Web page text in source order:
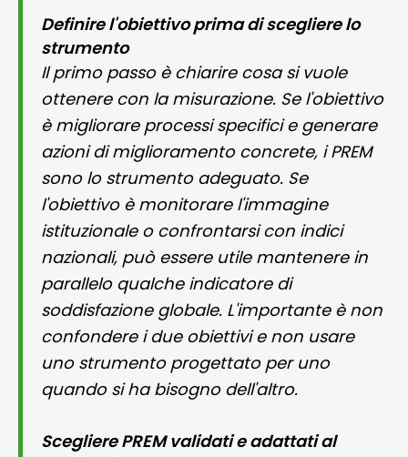
Definire l'obiettivo prima di scegliere lo
strumento
Il primo passo è chiarire cosa si vuole
ottenere con la misurazione. Se l'obiettivo
è migliorare processi specifici e generare
azioni di miglioramento concrete, i PREM
sono lo strumento adeguato. Se
l'obiettivo è monitorare l'immagine
istituzionale o confrontarsi con indici
nazionali, può essere utile mantenere in
parallelo qualche indicatore di
soddisfazione globale. L'importante è non
confondere i due obiettivi e non usare
uno strumento progettato per uno
quando si ha bisogno dell'altro.
Scegliere PREM validati e adattati al